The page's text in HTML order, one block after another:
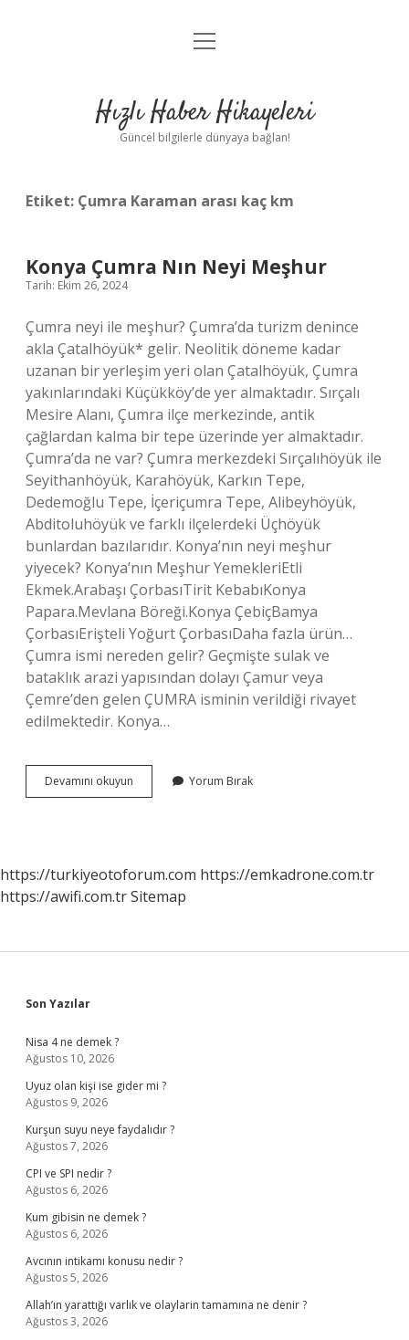
Anasayfa
Yasal Uyarı
menüyü
Hızlı Haber Hikayeleri
Güncel bilgilerle dünyaya bağlan!
Etiket: Çumra Karaman arası kaç km
Konya Çumra Nın Neyi Meşhur
Tarih: Ekim 26, 2024
Çumra neyi ile meşhur? Çumra’da turizm denince
akla Çatalhöyük* gelir. Neolitik döneme kadar
uzanan bir yerleşim yeri olan Çatalhöyük, Çumra
yakınlarındaki Küçükköy’de yer almaktadır. Sırçalı
Mesire Alanı, Çumra ilçe merkezinde, antik
çağlardan kalma bir tepe üzerinde yer almaktadır.
Çumra’da ne var? Çumra merkezdeki Sırçalıhöyük ile
Seyithanhöyük, Karahöyük, Karkın Tepe,
Dedemoğlu Tepe, İçeriçumra Tepe, Alibeyhöyük,
Abditoluhöyük ve farklı ilçelerdeki Üçhöyük
bunlardan bazılarıdır. Konya’nın neyi meşhur
yiyecek? Konya’nın Meşhur YemekleriEtli
Ekmek.Arabaşı ÇorbasıTirit KebabıKonya
Papara.Mevlana Böreği.Konya ÇebiçBamya
ÇorbasıErişteli Yoğurt ÇorbasıDaha fazla ürün…
Çumra ismi nereden gelir? Geçmişte sulak ve
bataklık arazi yapısından dolayı Çamur veya
Çemre’den gelen ÇUMRA isminin verildiği rivayet
edilmektedir. Konya…
Devamını okuyun
Çumra
Yorum Bırak
https://turkiyeotoforum.com https://emkadrone.com.tr
https://awifi.com.trSitemap
Sidebar
Son Yazılar
Nisa 4 ne demek ?
Ağustos 10, 2026
Uyuz olan kişi ise gider mi ?
Ağustos 9, 2026
Kurşun suyu neye faydalıdır ?
Ağustos 7, 2026
CPI ve SPI nedir ?
Ağustos 6, 2026
Kum gibisin ne demek ?
Ağustos 6, 2026
Avcının intikamı konusu nedir ?
Ağustos 5, 2026
Allah’ın yarattığı varlık ve olaylarin tamamına ne denir ?
Ağustos 3, 2026